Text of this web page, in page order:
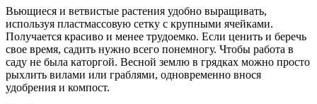
Вьющиеся и ветвистые растения удобно выращивать,
используя пластмассовую сетку с крупными ячейками.
Получается красиво и менее трудоемко. Если ценить и беречь
свое время, садить нужно всего понемногу. Чтобы работа в
саду не была каторгой. Весной землю в грядках можно просто
рыхлить вилами или граблями, одновременно внося
удобрения и компост.